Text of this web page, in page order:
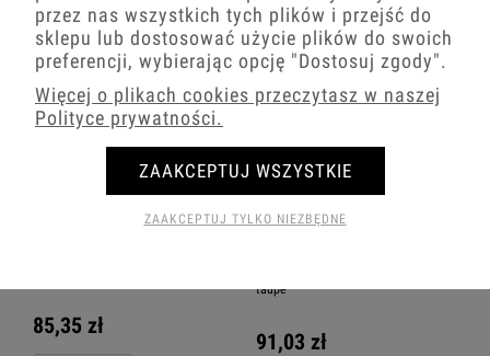
85,35 zł
taupe
91,03 zł
przez nas wszystkich tych plików i przejść do
sklepu lub dostosować użycie plików do swoich
preferencji, wybierając opcję "Dostosuj zgody".
Więcej o plikach cookies przeczytasz w naszej
Polityce prywatności.
ZAAKCEPTUJ TYLKO NIEZBĘDNE
ZAAKCEPTUJ WSZYSTKIE